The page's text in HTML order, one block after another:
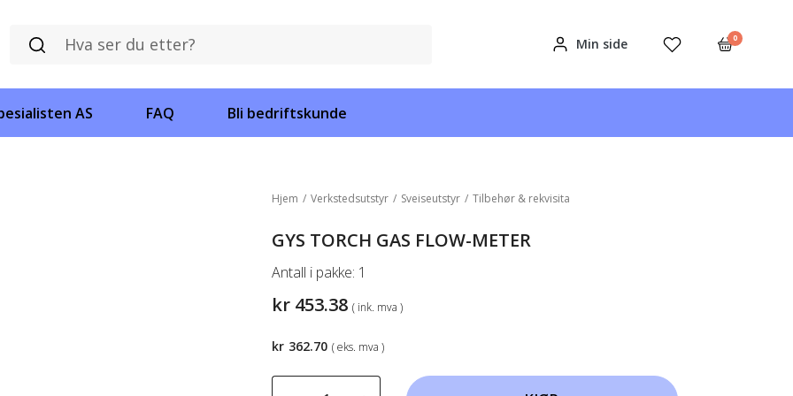
Min side 0
AS FAQ Bli bedriftskunde
Hjem / Verkstedsutstyr / Sveiseutstyr / Tilbehør & rekvisita
GYS TORCH GAS FLOW-METER
kr 453.38 ( ink. mva )
Antall i pakke: 1
kr 362.70 ( eks. mva )